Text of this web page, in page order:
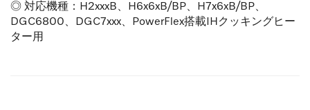
◎ 対応機種：H2xxxB、H6x6xB/BP、H7x6xB/BP、
DGC6800、DGC7xxx、PowerFlex搭載IHクッキングヒー
ター用